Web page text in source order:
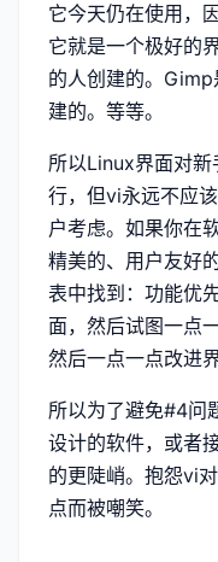
它今天仍在使用，
它就是一个极好的
的人创建的。
建的。等等。
所以Linux界面对
行，但vi永远不应
户考虑。如果你在
精美的、用户友好
表中找到：功能优
面，然后试图一点
然后一点一点改进界
所以为了避免#4问
设计的软件，或者
的更陡峭。抱怨vi
点而被嘲笑。